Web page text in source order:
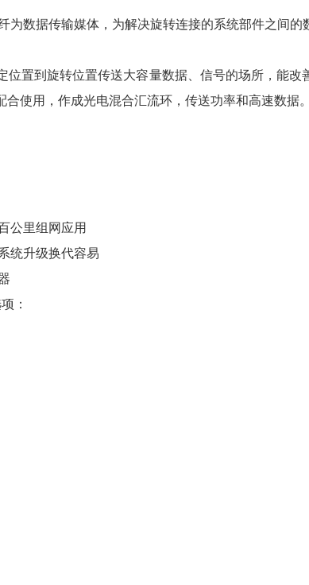
为数据传输媒体，为解决旋转连接的系统部件之间
置到旋转位置传送大容量数据、信号的场所，能改
使用，作成光电混合汇流环，传送功率和高速数据。
公里组网应用
统升级换代容易
：